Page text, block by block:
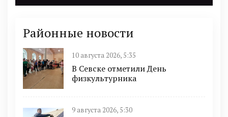
Районные новости
10 августа 2026, 5:35
В Севске отметили День
физкультурника
9 августа 2026, 5:30